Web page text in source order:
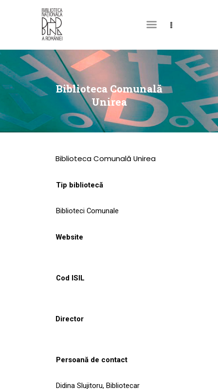
Biblioteca Comunală
Unirea
DESPRE NOI
PERMISUL MEU DE
BIBLIOTECĂ
CATALOAGE ȘI
COLECȚII
CULTURALE
NOUTĂȚI
Biblioteca Comunală Unirea
Tip bibliotecă
Biblioteci Comunale
Website
Cod ISIL
Director
Persoană de contact
Didina Slujitoru, Bibliotecar